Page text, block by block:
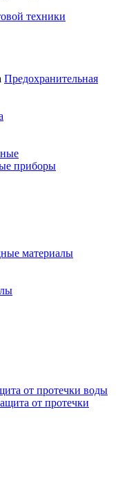
техники
Предохранительная
приборы
материалы
от протечки воды
от протечки